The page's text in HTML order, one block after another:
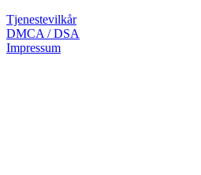
Tjenestevilkår
DMCA / DSA
Impressum